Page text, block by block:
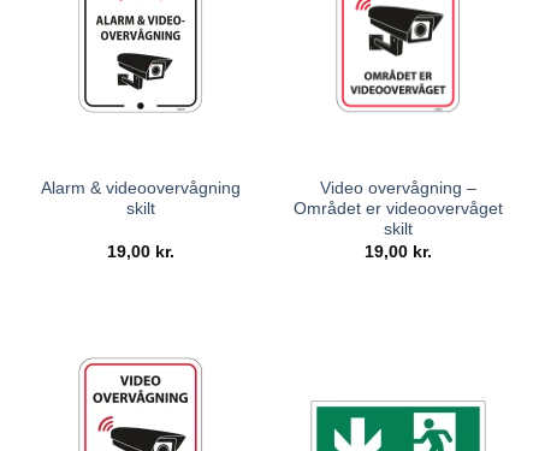
Alarm & videoovervågning
skilt
19,00 kr.
Video overvågning –
Området er videoovervåget
skilt
19,00 kr.